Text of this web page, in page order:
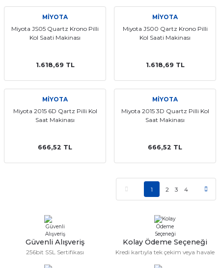
MİYOTA
Miyota JS05 Quartz Krono Pilli
Kol Saati Makinası
1.618,69 TL
MİYOTA
Miyota JS00 Qartz Krono Pilli
Kol Saati Makinası
1.618,69 TL
MİYOTA
Miyota 2015 6D Qartz Pilli Kol
Saat Makinası
666,52 TL
MİYOTA
Miyota 2015 3D Quartz Pilli Kol
Saat Makinası
666,52 TL
1 2 3 4
Güvenli Alışveriş
256bit SSL Sertifikası
Kolay Ödeme Seçeneği
Kredi kartıyla tek çekim veya havale